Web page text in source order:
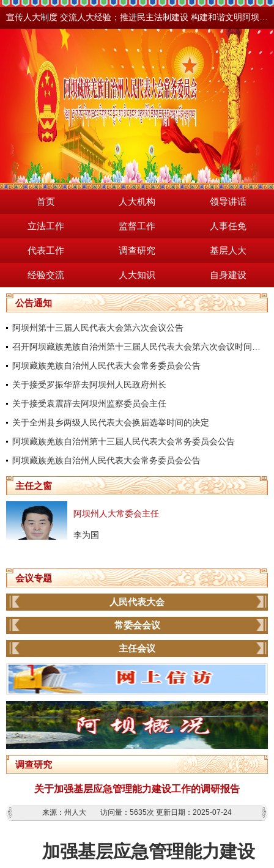
首页 人大机构 领导讲话
立法工作 监督工作 人事任免
代表工作 调查研究 基层人大
经验交流 人大知识 自身建设
公告通知
阿坝州第十三届人民代表大会第六次会议公告
阿坝藏族羌族自治州人民代表大会常务委员会公告
关于接受罗振华辞去阿坝州人民政府州长
关于接受袁震辞去阿坝州监察委员会主任
关于全州县乡两级人民代表大会换届选举时间的决定
阿坝藏族羌族自治州第十三届人民代表大会常务委员会公告
阿坝藏族羌族自治州人民代表大会常务委员会公告
主任之窗
阿坝州人大常委会主任
李为国
会议专题
人民代表大会
常委会会议
主任会议
调查研究
关于加强基层应急管理能力建设工作的调研报告
来源：州人大 访问量： 5635次 更新日期：2025-07-24
加强基层应急管理能力建设